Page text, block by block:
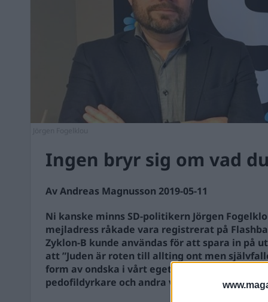
Ingen bryr sig om vad
Av Andreas Magnusson 2019-05-11
Ni kanske minns SD-politikern Jörgen
mejladress råkade vara registrerat på
Zyklon-B kunde användas för att spara in på
att ”Juden är roten till allting ont men
form av ondska i vårt eget land, så som
pedofildyrkare och andra våldsmän.”